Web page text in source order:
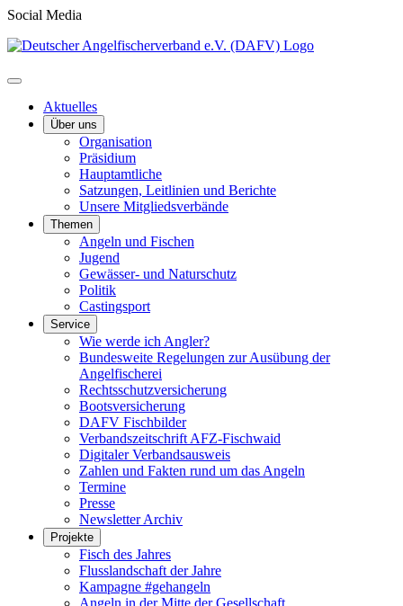
Social Media
Aktuelles
Über uns
Organisation
Präsidium
Hauptamtliche
Satzungen, Leitlinien und Berichte
Unsere Mitgliedsverbände
Themen
Angeln und Fischen
Jugend
Gewässer- und Naturschutz
Politik
Castingsport
Service
Wie werde ich Angler?
Bundesweite Regelungen zur Ausübung der
Angelfischerei
Rechtsschutzversicherung
Bootsversicherung
DAFV Fischbilder
Verbandszeitschrift AFZ-Fischwaid
Digitaler Verbandsausweis
Zahlen und Fakten rund um das Angeln
Termine
Presse
Newsletter Archiv
Projekte
Fisch des Jahres
Flusslandschaft der Jahre
Kampagne #gehangeln
Angeln in der Mitte der Gesellschaft